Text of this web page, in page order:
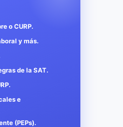
o CURP.
y más.
de la SAT.
e
(PEPs).